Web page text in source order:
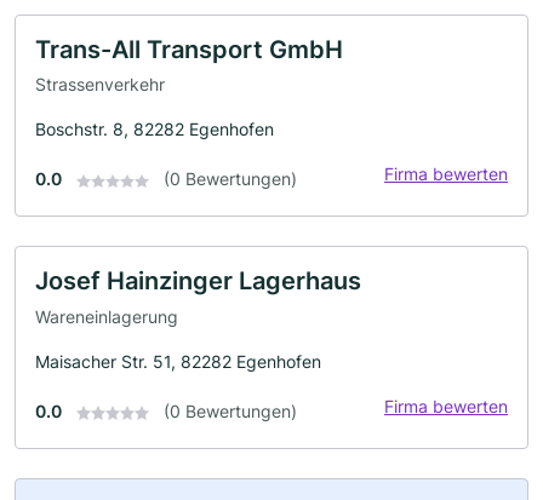
Trans-All Transport GmbH
Strassenverkehr
Boschstr. 8, 82282 Egenhofen
0.0 (0 Bewertungen) Firma bewerten
Josef Hainzinger Lagerhaus
Wareneinlagerung
Maisacher Str. 51, 82282 Egenhofen
0.0 (0 Bewertungen) Firma bewerten